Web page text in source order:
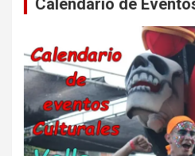
Calendario de